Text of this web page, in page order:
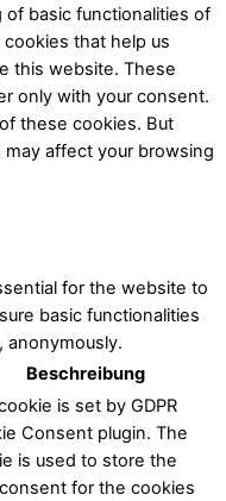
basic functionalities of
that help us
this website. These
only with your consent.
these cookies. But
affect your browsing
for the website to
basic functionalities
anonymously.
Beschreibung
is set by GDPR
Consent plugin. The
is used to store the
for the cookies